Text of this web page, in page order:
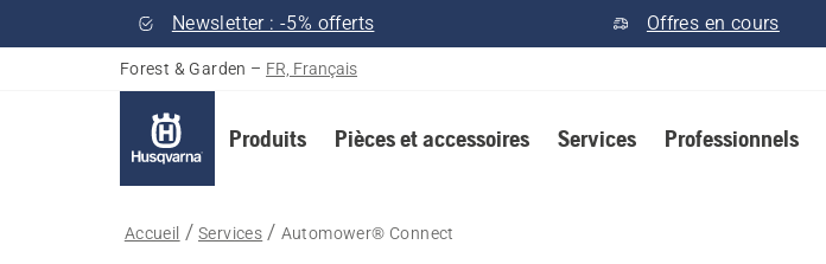
Newsletter : -5% offerts Offres en cours
Forest & Garden – FR, Français
Produits Pièces et accessoires Services Professionnels
Accueil Services Automower® Connect